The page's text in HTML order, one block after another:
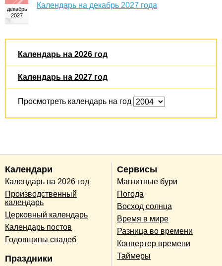
Календарь на декабрь 2027 года
Календарь на 2026 год
Календарь на 2027 год
Просмотреть календарь на год
Календари
Календарь на 2026 год
Производственный
календарь
Церковный календарь
Календарь постов
Годовщины свадеб
Праздники
Сервисы
Магнитные бури
Погода
Восход солнца
Время в мире
Разница во времени
Конвертер времени
Таймеры